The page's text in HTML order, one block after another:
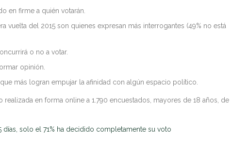
en firme a quién votarán.
vuelta del 2015 son quienes expresan más interrogantes (49% no está
o no a votar.
opinión.
más logran empujar la afinidad con algún espacio político.
en forma online a 1.790 encuestados, mayores de 18 años, de
días, solo el 71% ha decidido completamente su voto